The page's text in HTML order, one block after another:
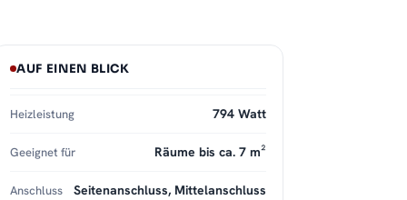
AUF EINEN BLICK
Heizleistung 794 Watt
Geeignet für Räume bis ca. 7 m²
Anschluss Seitenanschluss, Mittelanschluss